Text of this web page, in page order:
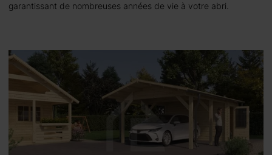
garantissant de nombreuses années de vie à votre abri.